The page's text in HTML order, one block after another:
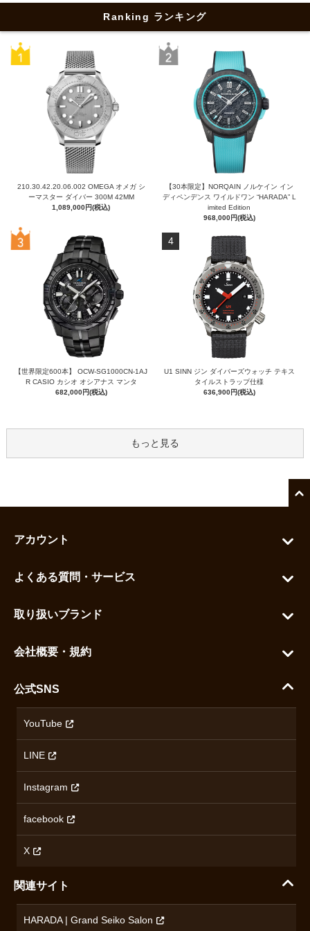
Ranking ランキング
210.30.42.20.06.002 OMEGA オメガ シ
ーマスター ダイバー 300M 42MM
1,089,000円(税込)
【30本限定】NORQAIN ノルケイン イン
ディペンデンス ワイルドワン “HARADA” L
imited Edition
968,000円(税込)
【世界限定600本】 OCW-SG1000CN-1AJ
R CASIO カシオ オシアナス マンタ
682,000円(税込)
4
U1 SINN ジン ダイバーズウォッチ テキス
タイルストラップ仕様
636,900円(税込)
もっと見る
アカウント
お気に入りを見る
よくある質問・サービス
ご利用ガイド
配送・送料について
ハラダの保証とアフターサービス
取り扱いブランド
セイコー
カシオ
オリエントスター
ロンジン
チューダー
ブランド一覧を見る
会社概要・規約
沿革
プライバシーポリシー
無断転載・商用利用について
コンテンツ制作ポリシーおよび生成AIの利用指針
公式SNS
YouTube
LINE
Instagram
facebook
X
関連サイト
HARADA | Grand Seiko Salon